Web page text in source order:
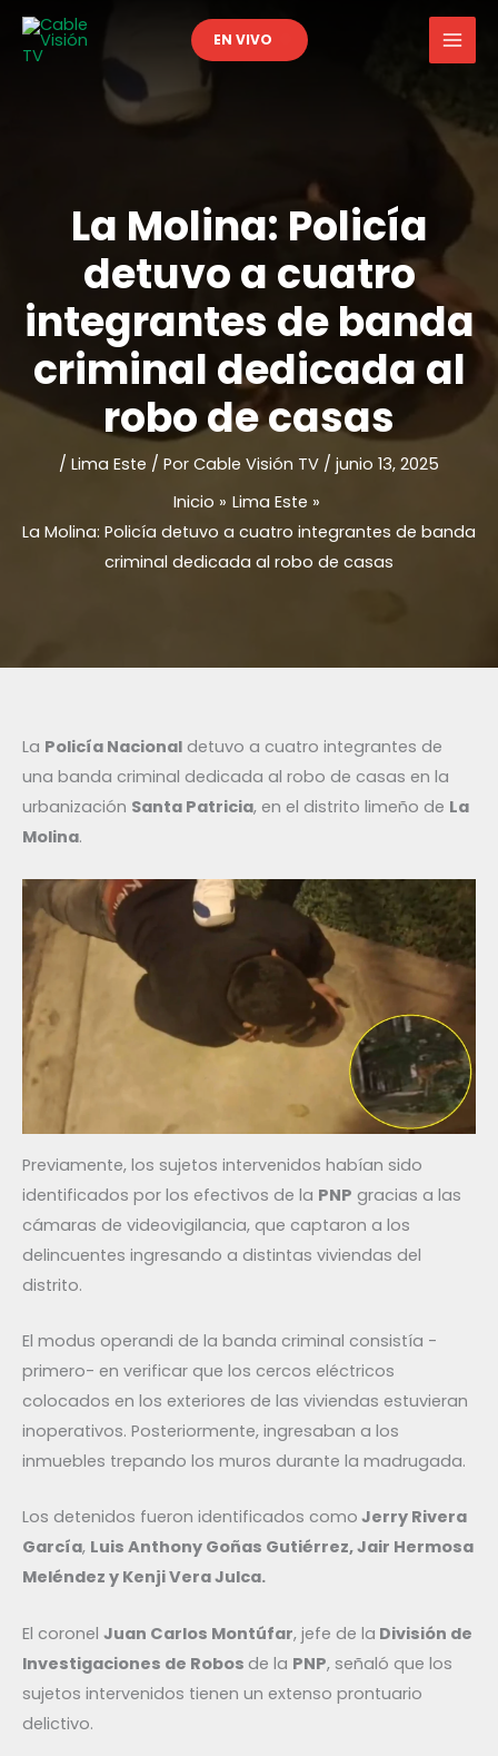
EN VIVO
La Molina: Policía
detuvo a cuatro
integrantes de banda
criminal dedicada al
robo de casas
/ Lima Este / Por Cable Visión TV / junio 13, 2025
Inicio
Lima Este
La Molina: Policía detuvo a cuatro integrantes de banda
criminal dedicada al robo de casas
La Policía Nacional detuvo a cuatro integrantes de
una banda criminal dedicada al robo de casas en la
urbanización Santa Patricia, en el distrito limeño de La
Molina.
Previamente, los sujetos intervenidos habían sido
identificados por los efectivos de la PNP gracias a las
cámaras de videovigilancia, que captaron a los
delincuentes ingresando a distintas viviendas del
distrito.
El modus operandi de la banda criminal consistía -
primero- en verificar que los cercos eléctricos
colocados en los exteriores de las viviendas estuvieran
inoperativos. Posteriormente, ingresaban a los
inmuebles trepando los muros durante la madrugada.
Los detenidos fueron identificados como Jerry Rivera
García, Luis Anthony Goñas Gutiérrez, Jair Hermosa
Meléndez y Kenji Vera Julca.
El coronel Juan Carlos Montúfar, jefe de la División de
Investigaciones de Robos de la PNP, señaló que los
sujetos intervenidos tienen un extenso prontuario
delictivo.